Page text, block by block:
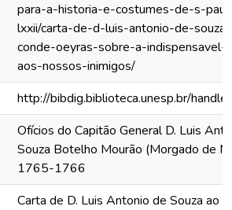
para-a-historia-e-costumes-de-s-
lxxii/carta-de-d-luis-antonio-de-
conde-oeyras-sobre-a-indispensavel-
aos-nossos-inimigos/
http://bibdig.biblioteca.unesp.br/
Ofícios do Capitão General D. Luis
Souza Botelho Mourão (Morgado de
1765-1766
Carta de D. Luis Antonio de Souza ao